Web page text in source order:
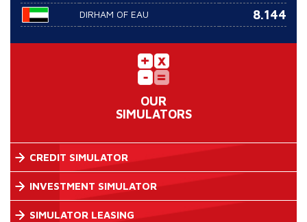
DIRHAM OF EAU 8.144
OUR
SIMULATORS
CREDIT SIMULATOR
INVESTMENT SIMULATOR
SIMULATOR LEASING